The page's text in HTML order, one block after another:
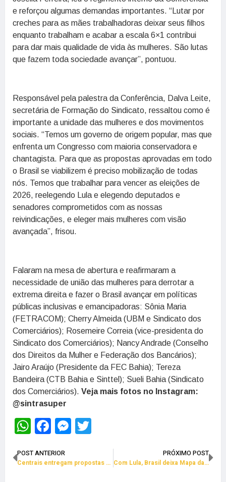
e reforçou algumas demandas importantes. “Lutar por
creches para as mães trabalhadoras deixar seus filhos
enquanto trabalham e acabar a escala 6×1 contribui
para dar mais qualidade de vida às mulheres. São lutas
que fazem toda sociedade avançar”, pontuou.
Responsável pela palestra da Conferência, Dalva Leite,
secretária de Formação do Sindicato, ressaltou como é
importante a unidade das mulheres e dos movimentos
sociais. “Temos um governo de origem popular, mas que
enfrenta um Congresso com maioria conservadora e
chantagista. Para que as propostas aprovadas em todo
o Brasil se viabilizem é preciso mobilização de todas
nós. Temos que trabalhar para vencer as eleições de
2026, reelegendo Lula e elegendo deputados e
senadores comprometidos com as nossas
reivindicações, e eleger mais mulheres com visão
avançada”, frisou.
Falaram na mesa de abertura e reafirmaram a
necessidade de união das mulheres para derrotar a
extrema direita e fazer o Brasil avançar em políticas
públicas inclusivas e emancipadoras: Sônia Maria
(FETRACOM); Cherry Almeida (UBM e Sindicato dos
Comerciários); Rosemeire Correia (vice-presidenta do
Sindicato dos Comerciários); Nancy Andrade (Conselho
dos Direitos da Mulher e Federação dos Bancários);
Jairo Araújo (Presidente da FEC Bahia); Tereza
Bandeira (CTB Bahia e Sinttel); Sueli Bahia (Sindicato
dos Comerciários). Veja mais fotos no Instagram:
@sintrasuper
WhatsApp
Facebook
Messenger
POST ANTERIOR
Centrais entregam propostas pelo emprego e contra medidas dos EUA
PRÓXIMO POST
Com Lula, Brasil deixa Mapa da Fome e desemprego cai a 5,8%